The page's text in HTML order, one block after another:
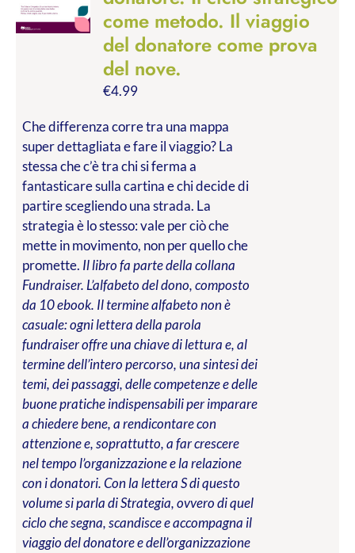
come metodo. Il viaggio
del donatore come prova
del nove.
€4.99
Che differenza corre tra una mappa
super dettagliata e fare il viaggio? La
stessa che c’è tra chi si ferma a
fantasticare sulla cartina e chi decide di
partire scegliendo una strada. La
strategia è lo stesso: vale per ciò che
mette in movimento, non per quello che
promette. Il libro fa parte della collana
Fundraiser. L’alfabeto del dono, composto
da 10 ebook. Il termine alfabeto non è
casuale: ogni lettera della parola
fundraiser offre una chiave di lettura e, al
termine dell’intero percorso, una sintesi dei
temi, dei passaggi, delle competenze e delle
buone pratiche indispensabili per imparare
a chiedere bene, a rendicontare con
attenzione e, soprattutto, a far crescere
nel tempo l’organizzazione e la relazione
con i donatori. Con la lettera S di questo
volume si parla di Strategia, ovvero di quel
ciclo che segna, scandisce e accompagna il
viaggio del donatore e dell’organizzazione